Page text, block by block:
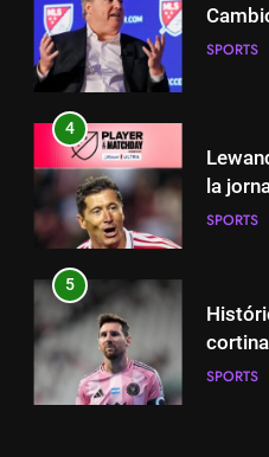
4
5
6
A
é
SPORTS
4
la
SPORTS
5
SPORTS